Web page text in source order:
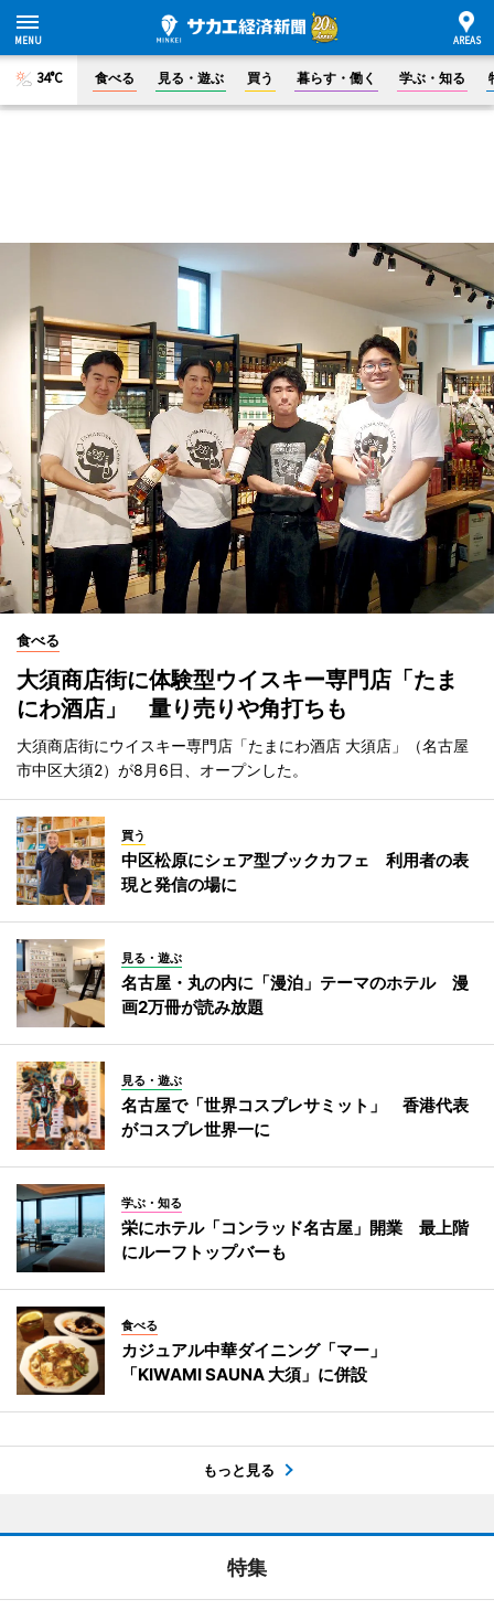
34°C 食べる 見る・遊ぶ 買う 暮らす・働く 学ぶ・知る
食べる
大須商店街に体験型ウイスキー専門店「たま
にわ酒店」 量り売りや角打ちも
大須商店街にウイスキー専門店「たまにわ酒店 大須店」（名古屋
市中区大須2）が8月6日、オープンした。
買う
中区松原にシェア型ブックカフェ 利用者の表
現と発信の場に
見る・遊ぶ
名古屋・丸の内に「漫泊」テーマのホテル 漫
画2万冊が読み放題
見る・遊ぶ
名古屋で「世界コスプレサミット」 香港代表
がコスプレ世界一に
学ぶ・知る
栄にホテル「コンラッド名古屋」開業 最上階
にルーフトップバーも
食べる
カジュアル中華ダイニング「マー」
「KIWAMI SAUNA 大須」に併設
もっと見る
特集